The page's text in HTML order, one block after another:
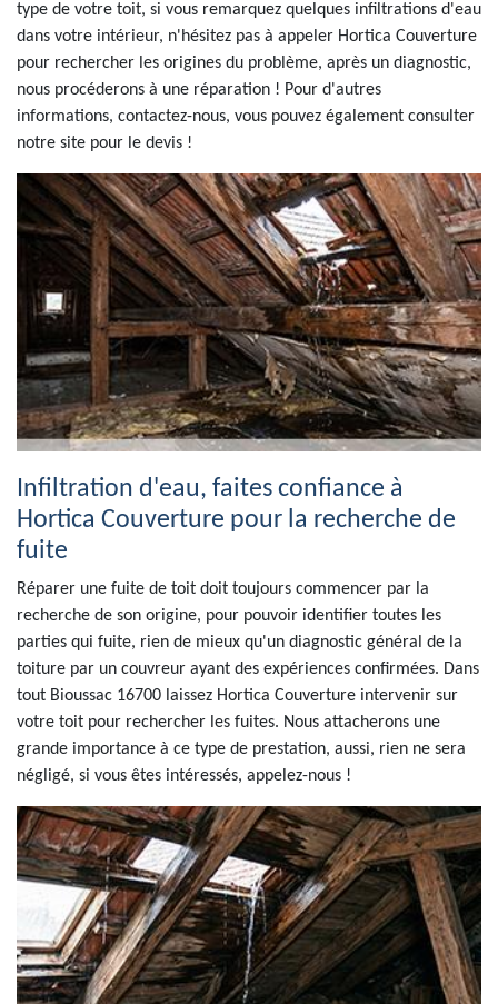
type de votre toit, si vous remarquez quelques infiltrations d'eau
dans votre intérieur, n'hésitez pas à appeler Hortica Couverture
pour rechercher les origines du problème, après un diagnostic,
nous procéderons à une réparation ! Pour d'autres
informations, contactez-nous, vous pouvez également consulter
notre site pour le devis !
Infiltration d'eau, faites confiance à
Hortica Couverture pour la recherche de
fuite
Réparer une fuite de toit doit toujours commencer par la
recherche de son origine, pour pouvoir identifier toutes les
parties qui fuite, rien de mieux qu'un diagnostic général de la
toiture par un couvreur ayant des expériences confirmées. Dans
tout Bioussac 16700 laissez Hortica Couverture intervenir sur
votre toit pour rechercher les fuites. Nous attacherons une
grande importance à ce type de prestation, aussi, rien ne sera
négligé, si vous êtes intéressés, appelez-nous !